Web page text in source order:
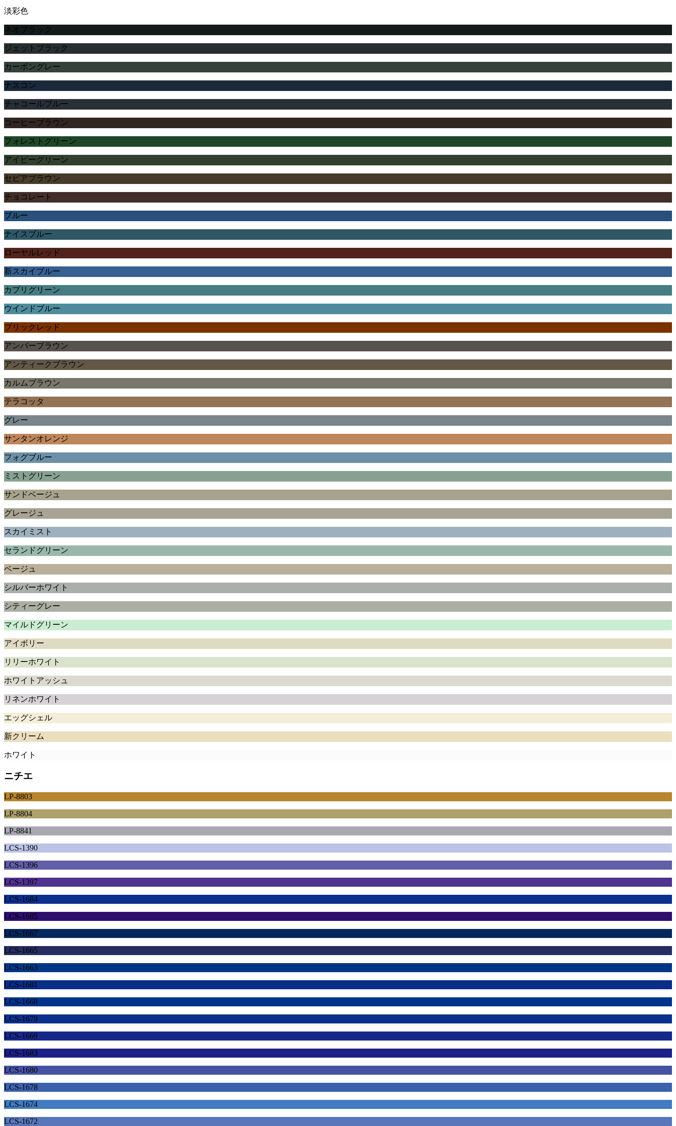
淡彩色
ネオブラック
ジェットブラック
カーボングレー
ナスコン
チャコールブルー
コーヒーブラウン
フォレストグリーン
アイビーグリーン
セピアブラウン
チョコレート
ブルー
ナイスブルー
ローヤルレッド
新スカイブルー
カプリグリーン
ウインドブルー
ブリックレッド
アンバーブラウン
アンティークブラウン
カルムブラウン
テラコッタ
グレー
サンタンオレンジ
フォグブルー
ミストグリーン
サンドベージュ
グレージュ
スカイミスト
セランドグリーン
ベージュ
シルバーホワイト
シティーグレー
マイルドグリーン
アイボリー
リリーホワイト
ホワイトアッシュ
リネンホワイト
エッグシェル
新クリーム
ホワイト
ニチエ
LP-8803
LP-8804
LP-8841
LCS-1390
LCS-1396
LCS-1397
LCS-1684
LCS-1685
LCS-1667
LCS-1665
LCS-1663
LCS-1681
LCS-1668
LCS-1679
LCS-1669
LCS-1683
LCS-1680
LCS-1678
LCS-1674
LCS-1672